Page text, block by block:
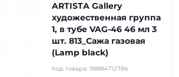
ARTISTA Gallery
художественная группа
1, в тубе VAG-46 46 мл 3
шт. 813_Сажа газовая
(Lamp black)
Код товара: 98884712784